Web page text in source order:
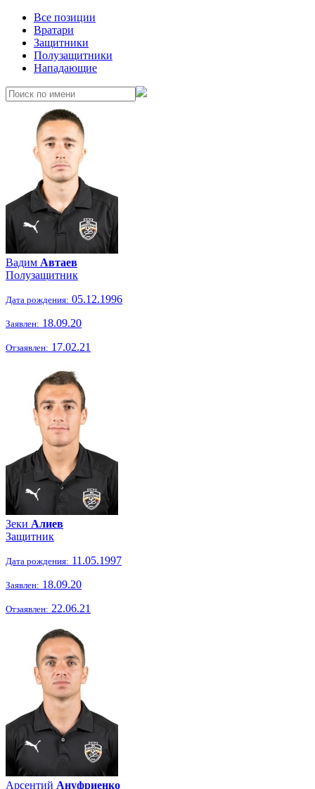
Все позиции
Вратари
Защитники
Полузащитники
Нападающие
Вадим Автаев
Полузащитник
Дата рождения: 05.12.1996
Заявлен: 18.09.20
Отзаявлен: 17.02.21
Зеки Алиев
Защитник
Дата рождения: 11.05.1997
Заявлен: 18.09.20
Отзаявлен: 22.06.21
Арсентий Ануфриенко